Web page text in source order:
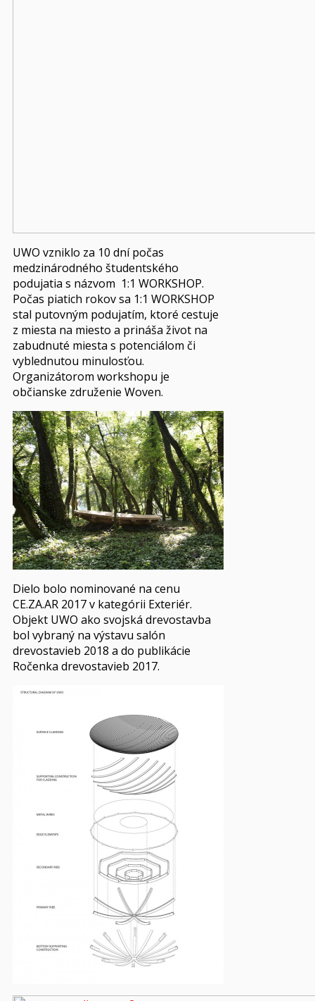
UWO vzniklo za 10 dní počas
medzinárodného študentského
podujatia s názvom 1:1 WORKSHOP.
Počas piatich rokov sa 1:1 WORKSHOP
stal putovným podujatím, ktoré cestuje
z miesta na miesto a prináša život na
zabudnuté miesta s potenciálom či
vyblednutou minulosťou.
Organizátorom workshopu je
občianske združenie Woven.
Dielo bolo nominované na cenu
CE.ZA.AR 2017 v kategórii Exteriér.
Objekt UWO ako svojská drevostavba
bol vybraný na výstavu salón
drevostavieb 2018 a do publikácie
Ročenka drevostavieb 2017.